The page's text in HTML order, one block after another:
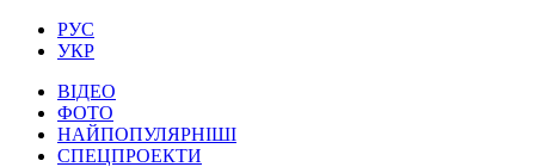
РУС
УКР
ВІДЕО
ФОТО
НАЙПОПУЛЯРНІШІ
СПЕЦПРОЕКТИ